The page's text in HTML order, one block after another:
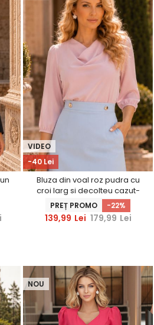
-40 Lei
VIDEO
Bluza din voal roz pudra cu
croi larg si decolteu cazut-
StarShinerS
PREȚ PROMO -22%
139,99 Lei 179,99 Lei
NOU